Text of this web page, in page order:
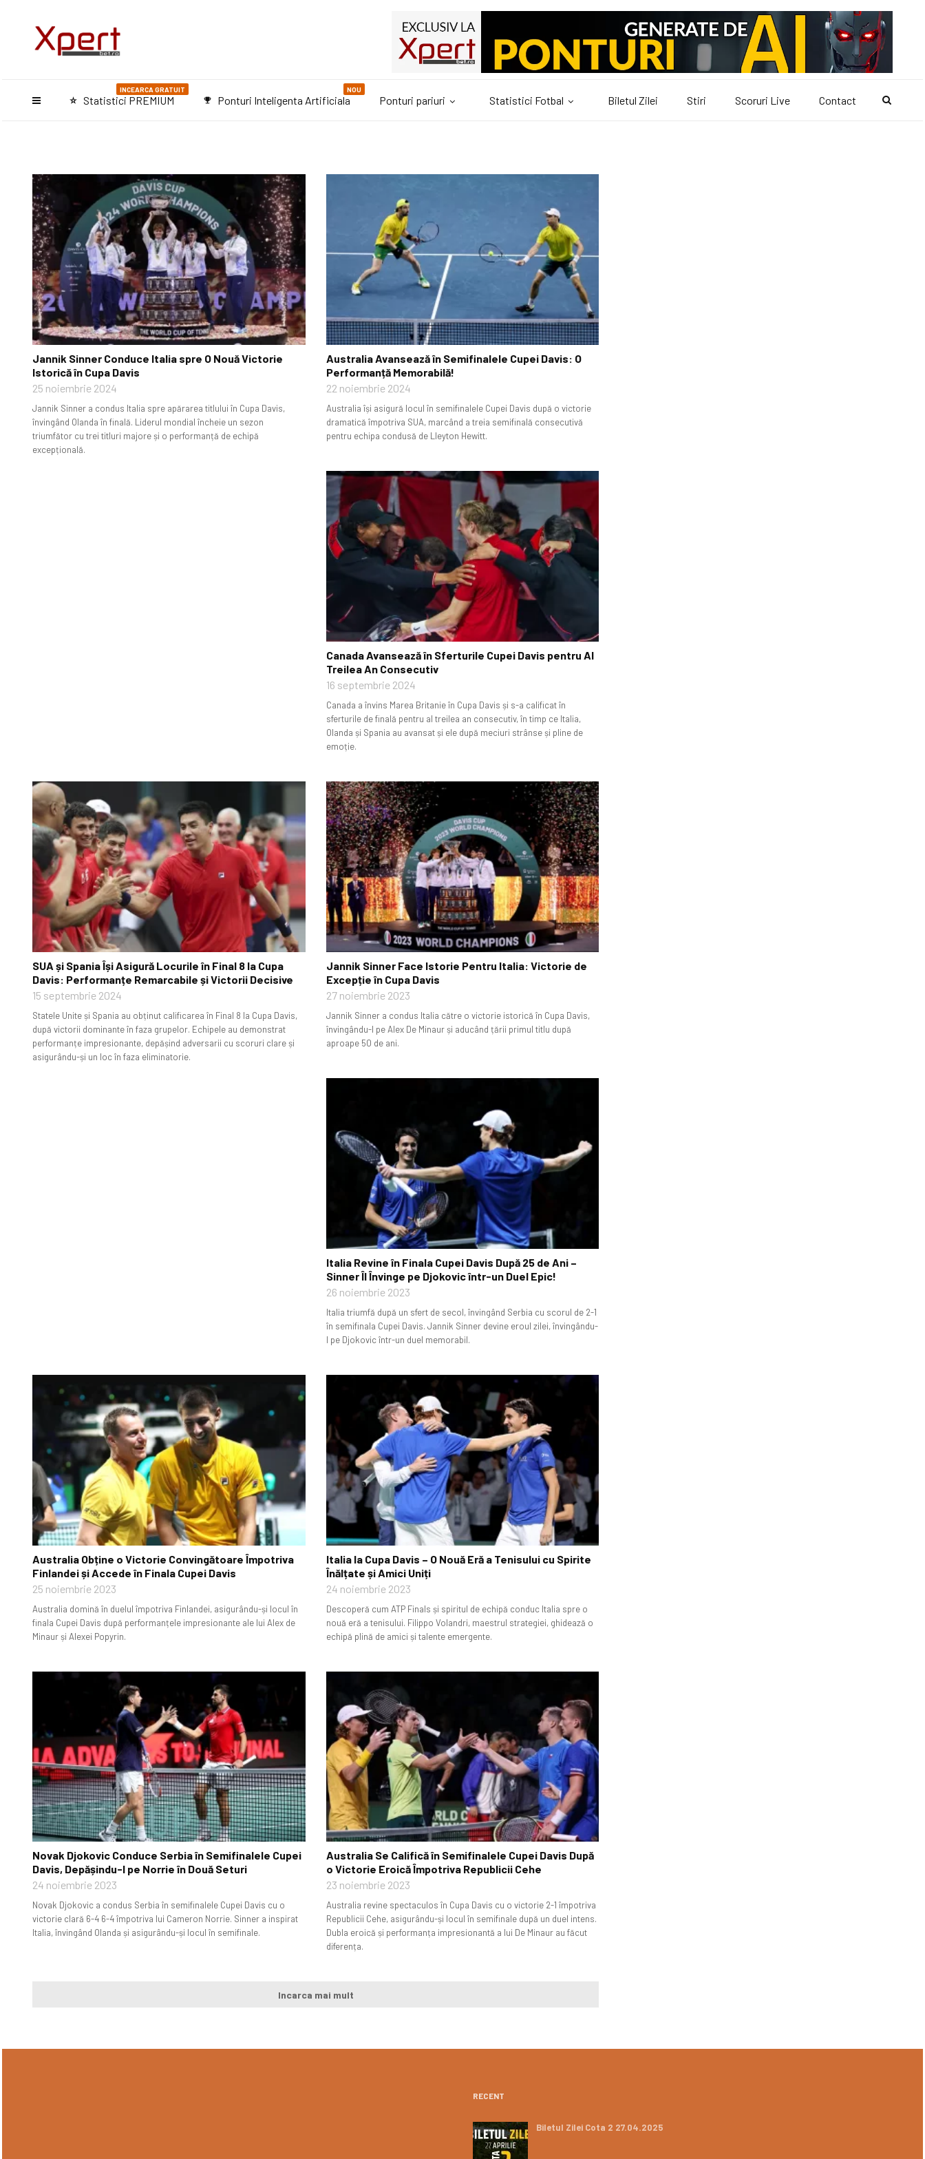
star_purple500 Statistici PREMIUM
INCEARCA GRATUIT
emoji_events Ponturi Inteligenta Artificiala
NOU
Ponturi pariuri Statistici Fotbal Biletul Zilei Stiri Scoruri Live Contact
Jannik Sinner Conduce Italia spre O Nouă Victorie
Istorică în Cupa Davis
25 noiembrie 2024
Jannik Sinner a condus Italia spre apărarea titlului în Cupa Davis,
învingând Olanda în finală. Liderul mondial încheie un sezon
triumfător cu trei titluri majore și o performanță de echipă
excepțională.
Australia Avansează în Semifinalele Cupei Davis: O
Performanță Memorabilă!
22 noiembrie 2024
Australia își asigură locul în semifinalele Cupei Davis după o victorie
dramatică împotriva SUA, marcând a treia semifinală consecutivă
pentru echipa condusă de Lleyton Hewitt.
Canada Avansează în Sferturile Cupei Davis pentru Al
Treilea An Consecutiv
16 septembrie 2024
Canada a învins Marea Britanie în Cupa Davis și s-a calificat în
sferturile de finală pentru al treilea an consecutiv, în timp ce Italia,
Olanda și Spania au avansat și ele după meciuri strânse și pline de
emoție.
SUA și Spania Își Asigură Locurile în Final 8 la Cupa
Davis: Performanțe Remarcabile și Victorii Decisive
15 septembrie 2024
Statele Unite și Spania au obținut calificarea în Final 8 la Cupa Davis,
după victorii dominante în faza grupelor. Echipele au demonstrat
performanțe impresionante, depășind adversarii cu scoruri clare și
asigurându-și un loc în faza eliminatorie.
Jannik Sinner Face Istorie Pentru Italia: Victorie de
Excepție în Cupa Davis
27 noiembrie 2023
Jannik Sinner a condus Italia către o victorie istorică în Cupa Davis,
învingându-l pe Alex De Minaur și aducând țării primul titlu după
aproape 50 de ani.
Italia Revine în Finala Cupei Davis După 25 de Ani –
Sinner Îl Învinge pe Djokovic într-un Duel Epic!
26 noiembrie 2023
Italia triumfă după un sfert de secol, învingând Serbia cu scorul de 2-1
în semifinala Cupei Davis. Jannik Sinner devine eroul zilei, învingându-
l pe Djokovic într-un duel memorabil.
Australia Obține o Victorie Convingătoare Împotriva
Finlandei și Accede în Finala Cupei Davis
25 noiembrie 2023
Australia domină în duelul împotriva Finlandei, asigurându-și locul în
finala Cupei Davis după performanțele impresionante ale lui Alex de
Minaur și Alexei Popyrin.
Italia la Cupa Davis – O Nouă Eră a Tenisului cu Spirite
Înălțate și Amici Uniți
24 noiembrie 2023
Descoperă cum ATP Finals și spiritul de echipă conduc Italia spre o
nouă eră a tenisului. Filippo Volandri, maestrul strategiei, ghidează o
echipă plină de amici și talente emergente.
Novak Djokovic Conduce Serbia în Semifinalele Cupei
Davis, Depășindu-l pe Norrie în Două Seturi
24 noiembrie 2023
Novak Djokovic a condus Serbia în semifinalele Cupei Davis cu o
victorie clară 6-4 6-4 împotriva lui Cameron Norrie. Sinner a inspirat
Italia, învingând Olanda și asigurându-și locul în semifinale.
Australia Se Califică în Semifinalele Cupei Davis După
o Victorie Eroică Împotriva Republicii Cehe
23 noiembrie 2023
Australia revine spectaculos în Cupa Davis cu o victorie 2-1 împotriva
Republicii Cehe, asigurându-și locul în semifinale după un duel intens.
Dubla eroică și performanța impresionantă a lui De Minaur au făcut
diferența.
Incarca mai mult
RECENT
Biletul Zilei Cota 2 27.04.2025